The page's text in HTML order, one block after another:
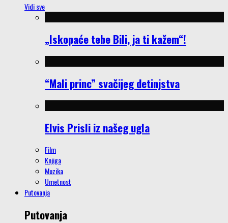
Vidi sve
„Iskopaće tebe Bili, ja ti kažem“!
“Mali princ” svačijeg detinjstva
Elvis Prisli iz našeg ugla
Film
Knjiga
Muzika
Umetnost
Putovanja
Putovanja